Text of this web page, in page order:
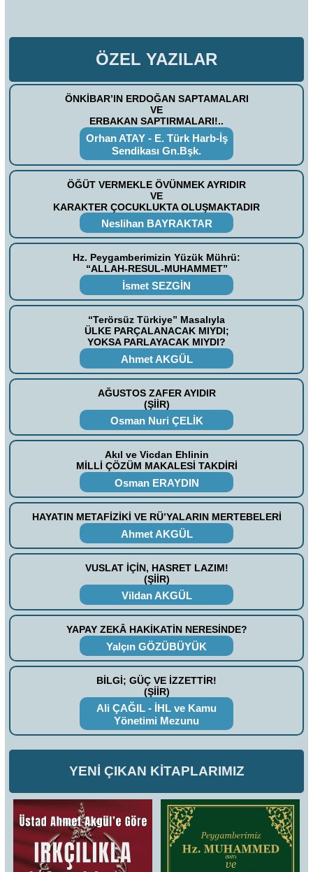
ÖZEL YAZILAR
ÖNKİBAR’IN ERDOĞAN SAPTAMALARI
VE
ERBAKAN SAPTIRMALARI!..
Orhan ATAY - E. Türk Harb-İş
Sendikası Gn.Bşk.
ÖĞÜT VERMEKLE ÖVÜNMEK AYRIDIR
VE
KARAKTER ÇOCUKLUKTA OLUŞMAKTADIR
Neslihan BAYRAKTAR
Hz. Peygamberimizin Yüzük Mührü:
“ALLAH-RESUL-MUHAMMET”
İsmet SEZGİN
“Terörsüz Türkiye” Masalıyla
ÜLKE PARÇALANACAK MIYDI;
YOKSA PARLAYACAK MIYDI?
Ahmet AKGÜL
AĞUSTOS ZAFER AYIDIR
(ŞİİR)
Osman Nuri ÇELİK
Akıl ve Vicdan Ehlinin
MİLLİ ÇÖZÜM MAKALESİ TAKDİRİ
Osman ERAYDIN
HAYATIN METAFİZİKİ VE RÜ’YALARIN MERTEBELERİ
Ahmet AKGÜL
VUSLAT İÇİN, HASRET LAZIM!
(ŞİİR)
Vildan AKGÜL
YAPAY ZEKÂ HAKİKATİN NERESİNDE?
Yalçın GÖZÜBÜYÜK
BİLGİ; GÜÇ VE İZZETTİR!
(ŞİİR)
Ali ÇAĞIL - İHL ve Kamu
Yönetimi Mezunu
YENİ ÇIKAN KİTAPLARIMIZ